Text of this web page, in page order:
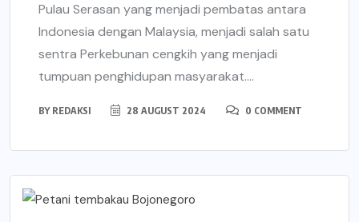
Pulau Serasan yang menjadi pembatas antara
Indonesia dengan Malaysia, menjadi salah satu
sentra Perkebunan cengkih yang menjadi
tumpuan penghidupan masyarakat....
BY REDAKSI 28 AUGUST 2024 0 COMMENT